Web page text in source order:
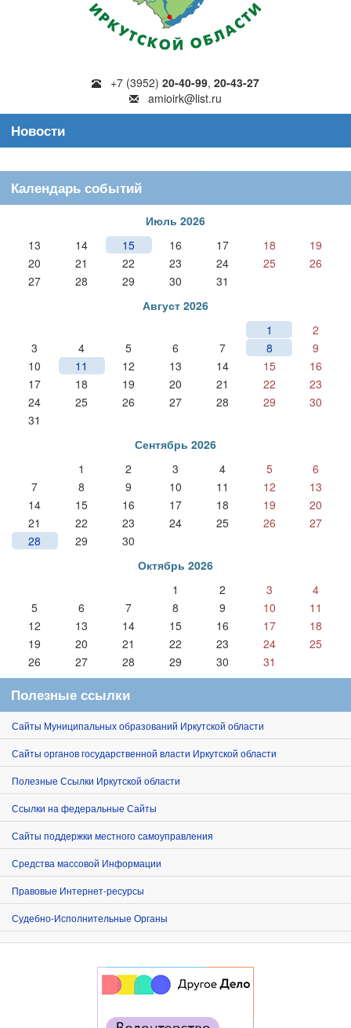
+7 (3952) 20-40-99, 20-43-27
amioirk@list.ru
Новости
Календарь событий
Июль 2026
13
14 15 16 17 18
19
20
21 22 23 24 25
26
27
28 29 30
31
Август 2026
1
2
3
4 5 6 7 8
9
10
11 12 13 14 15
16
17
18 19 20 21 22
23
24
25 26 27 28 29
30
31
Сентябрь 2026
1
2 3 4 5
6
7
8 9 10 11 12
13
14
15 16 17 18 19
20
21
22 23 24 25 26
27
28
29
30
Октябрь 2026
1
2 3
4
5
6 7 8 9 10
11
12
13 14 15 16 17
18
19
20 21 22 23 24
25
26
27 28 29 30 31
Полезные ссылки
Сайты Муниципальных образований Иркутской области
Сайты органов государственной власти Иркутской области
Полезные Ссылки Иркутской области
Ссылки на федеральные Сайты
Сайты поддержки местного самоуправления
Средства массовой Информации
Правовые Интернет-ресурсы
Судебно-Исполнительные Органы